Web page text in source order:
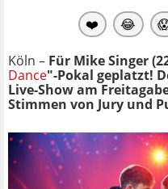
❤️ 😂
Köln – Für Mike Singer
Dance"-Pokal geplatzt!
Live-Show am
Stimmen von Jury und